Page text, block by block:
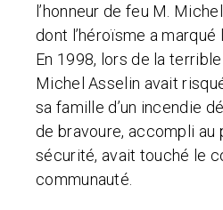
l’honneur de feu M.
dont l’héroïsme a marqué
En 1998, lors de la
Michel Asselin avait
sa famille d’un incendie
de bravoure, accompli au
sécurité, avait touché le
communauté.